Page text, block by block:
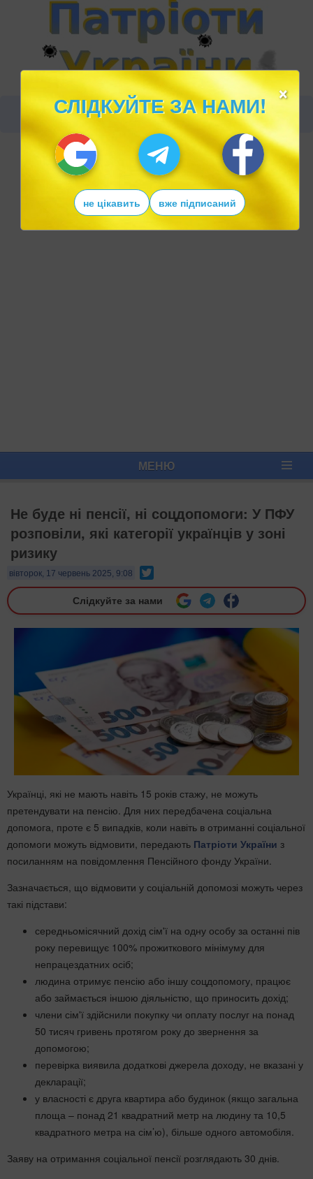
МЕНЮ
Не буде ні пенсії, ні соцдопомоги: У ПФУ
розповіли, які категорії українців у зоні
ризику
вівторок, 17 червень 2025, 9:08
Слідкуйте за нами
Українці, які не мають навіть 15 років стажу, не можуть
претендувати на пенсію. Для них передбачена соціальна
допомога, проте є 5 випадків, коли навіть в отриманні соціальної
допомоги можуть відмовити, передають Патріоти України з
посиланням на повідомлення Пенсійного фонду України.
Зазначається, що відмовити у соціальній допомозі можуть через
такі підстави:
середньомісячний дохід сім'ї на одну особу за останні пів
року перевищує 100% прожиткового мінімуму для
непрацездатних осіб;
людина отримує пенсію або іншу соцдопомогу, працює
або займається іншою діяльністю, що приносить дохід;
члени сім'ї здійснили покупку чи оплату послуг на понад
50 тисяч гривень протягом року до звернення за
допомогою;
перевірка виявила додаткові джерела доходу, не вказані у
декларації;
у власності є друга квартира або будинок (якщо загальна
площа – понад 21 квадратний метр на людину та 10,5
квадратного метра на сім’ю), більше одного автомобіля.
Заяву на отримання соціальної пенсії розглядають 30 днів.
×
СЛІДКУЙТЕ ЗА НАМИ!
не цікавить вже підписаний